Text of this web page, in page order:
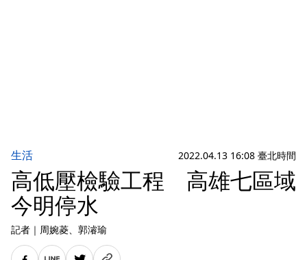
生活 2022.04.13 16:08 臺北時間
高低壓檢驗工程 高雄七區域
今明停水
記者 ｜ 周婉菱、郭濬瑜